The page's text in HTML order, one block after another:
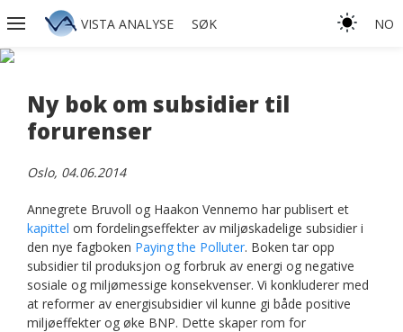
VISTA ANALYSE SØK NO
Ny bok om subsidier til
forurenser
Oslo, 04.06.2014
Annegrete Bruvoll og Haakon Vennemo har publisert et
kapittel om fordelingseffekter av miljøskadelige subsidier i
den nye fagboken Paying the Polluter. Boken tar opp
subsidier til produksjon og forbruk av energi og negative
sosiale og miljømessige konsekvenser. Vi konkluderer med
at reformer av energisubsidier vil kunne gi både positive
miljøeffekter og øke BNP. Dette skaper rom for